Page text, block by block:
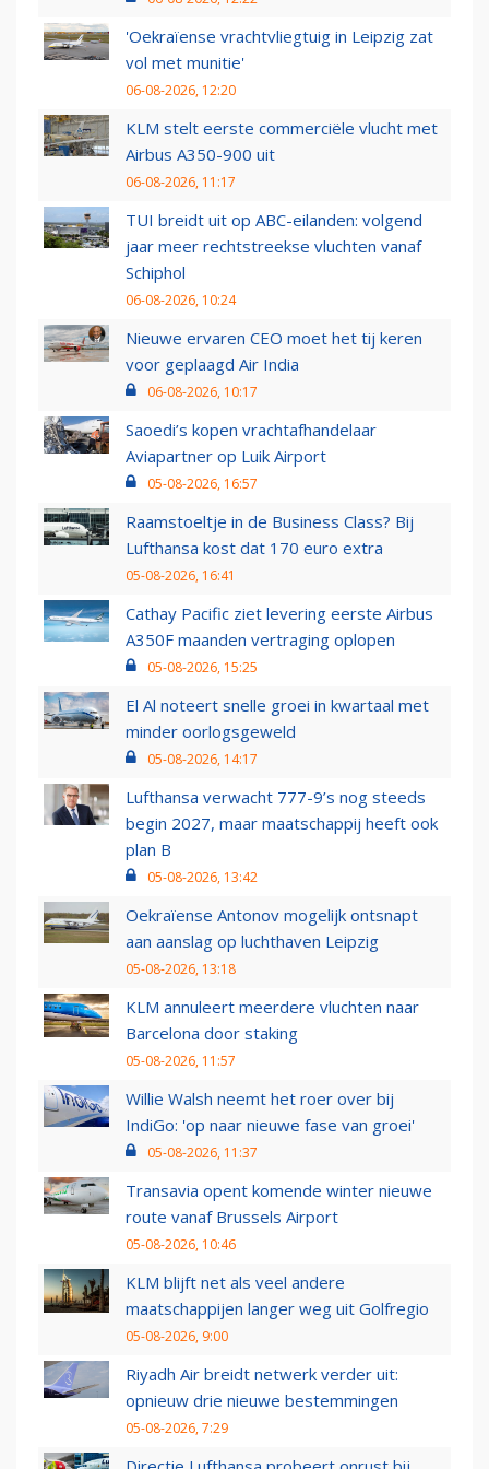
'Oekraïense vrachtvliegtuig in Leipzig zat
vol met munitie'
06-08-2026, 12:20
KLM stelt eerste commerciële vlucht met
Airbus A350-900 uit
06-08-2026, 11:17
TUI breidt uit op ABC-eilanden: volgend
jaar meer rechtstreekse vluchten vanaf
Schiphol
06-08-2026, 10:24
Nieuwe ervaren CEO moet het tij keren
voor geplaagd Air India
06-08-2026, 10:17
Saoedi’s kopen vrachtafhandelaar
Aviapartner op Luik Airport
05-08-2026, 16:57
Raamstoeltje in de Business Class? Bij
Lufthansa kost dat 170 euro extra
05-08-2026, 16:41
Cathay Pacific ziet levering eerste Airbus
A350F maanden vertraging oplopen
05-08-2026, 15:25
El Al noteert snelle groei in kwartaal met
minder oorlogsgeweld
05-08-2026, 14:17
Lufthansa verwacht 777-9’s nog steeds
begin 2027, maar maatschappij heeft ook
plan B
05-08-2026, 13:42
Oekraïense Antonov mogelijk ontsnapt
aan aanslag op luchthaven Leipzig
05-08-2026, 13:18
KLM annuleert meerdere vluchten naar
Barcelona door staking
05-08-2026, 11:57
Willie Walsh neemt het roer over bij
IndiGo: 'op naar nieuwe fase van groei'
05-08-2026, 11:37
Transavia opent komende winter nieuwe
route vanaf Brussels Airport
05-08-2026, 10:46
KLM blijft net als veel andere
maatschappijen langer weg uit Golfregio
05-08-2026, 9:00
Riyadh Air breidt netwerk verder uit:
opnieuw drie nieuwe bestemmingen
05-08-2026, 7:29